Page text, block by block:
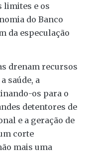
limites e os
do Banco
da especulação
drenam recursos
saúde, a
os para o
detentores de
e a geração de
corte
mais uma